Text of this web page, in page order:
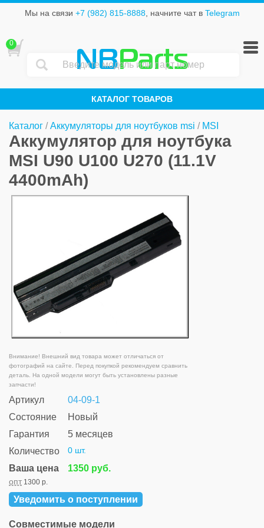
Мы на связи +7 (982) 815-8888, начните чат в Telegram
NBParts
КАТАЛОГ ТОВАРОВ
0
Каталог /Аккумуляторы для ноутбуков msi / MSI
Аккумулятор для ноутбука
MSI U90 U100 U270 (11.1V
4400mAh)
Внимание! Внешний вид товара может отличаться от
фотографий на сайте. Перед покупкой рекомендуем сравнить
деталь. На одной модели могут быть установлены разные
запчасти!
Артикул
04-09-1
Состояние
Новый
Гарантия
5 месяцев
Количество
0 шт.
Ваша цена 1350 руб.
опт 1300 р.
Уведомить о поступлении
Совместимые модели